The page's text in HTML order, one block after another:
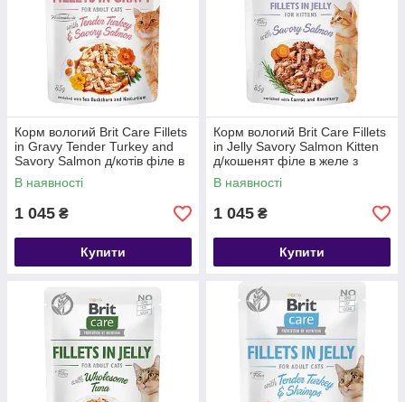
Корм вологий Brit Care Fillets
in Gravy Tender Turkey and
Savory Salmon д/котів філе в
соусі з індичкою та лососем
85 г 24 шт
В наявності
1 045 ₴
Купити
Корм вологий Brit Care Fillets
in Jelly Savory Salmon Kitten
д/кошенят філе в желе з
лососем 85 г 24 шт
В наявності
1 045 ₴
Купити